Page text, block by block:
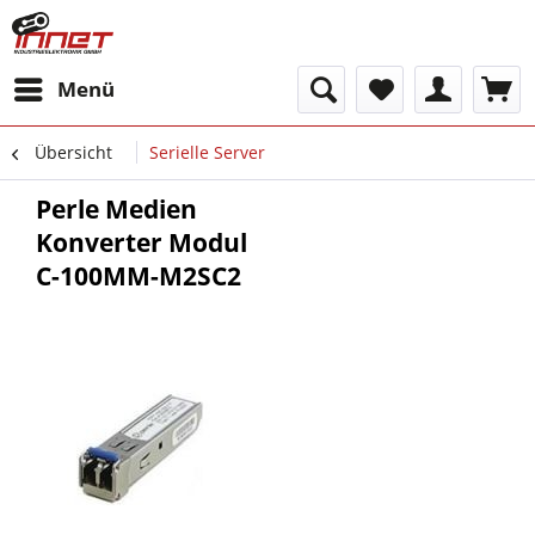
Menü
Übersicht Serielle Server
Perle Medien
Konverter Modul
C-100MM-M2SC2